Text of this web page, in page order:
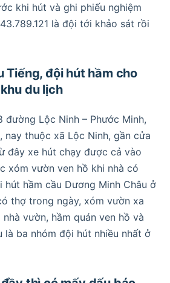
khi hút và ghi phiếu nghiệm
là đội tới khảo sát rồi
Tiếng, đội hút hầm cho
du lịch
đường Lộc Ninh – Phước Minh,
nay thuộc xã Lộc Ninh, gần cửa
đây xe hút chạy được cả vào
xóm vườn ven hồ khi nhà có
hút hầm cầu Dương Minh Châu ở
thợ trong ngày, xóm vườn xa
vườn, hầm quán ven hồ và
là ba nhóm đội hút nhiều nhất ở